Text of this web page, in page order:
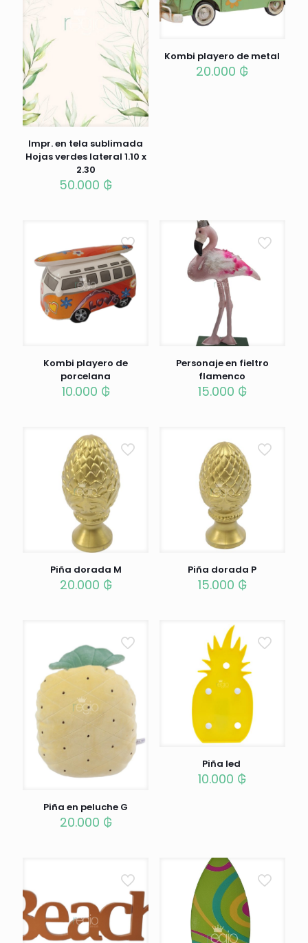
Impr. en tela sublimada
Hojas verdes lateral 1.10 x
2.30
50.000 ₲
Kombi playero de metal
20.000 ₲
Kombi playero de
porcelana
10.000 ₲
Personaje en fieltro
flamenco
15.000 ₲
Piña dorada M
20.000 ₲
Piña dorada P
15.000 ₲
Piña en peluche G
20.000 ₲
Piña led
10.000 ₲